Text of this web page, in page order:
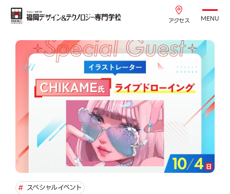
アクセス MENU
# スペシャルイベント